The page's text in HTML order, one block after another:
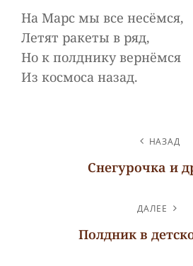
На Марс мы все несёмся,
Летят ракеты в ряд,
Но к полднику вернёмся
Из космоса назад.
НАЗАД
Снегурочка и
ДАЛЕЕ
Полдник в